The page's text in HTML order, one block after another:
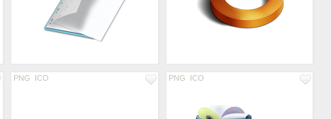
PNG ICO PNG ICO